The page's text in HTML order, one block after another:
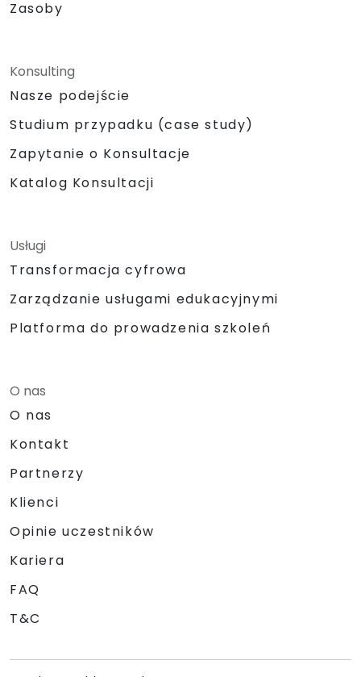
Zasoby
Konsulting
Nasze podejście
Studium przypadku (case study)
Zapytanie o Konsultacje
Katalog Konsultacji
Usługi
Transformacja cyfrowa
Zarządzanie usługami edukacyjnymi
Platforma do prowadzenia szkoleń
O nas
O nas
Kontakt
Partnerzy
Klienci
Opinie uczestników
Kariera
FAQ
T&C